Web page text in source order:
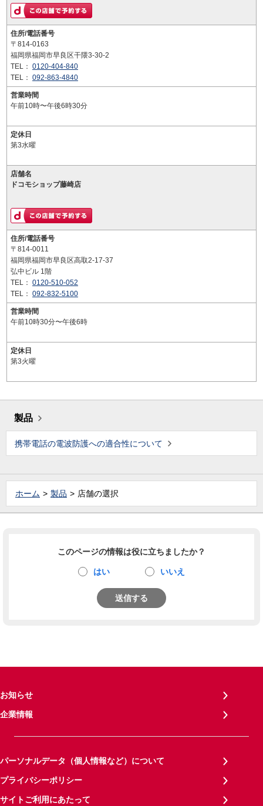
住所/電話番号
〒814-0163
福岡県福岡市早良区干隈3-30-2
TEL： 0120-404-840
TEL： 092-863-4840
営業時間
午前10時〜午後6時30分
定休日
第3水曜
店舗名
ドコモショップ藤崎店
住所/電話番号
〒814-0011
福岡県福岡市早良区高取2-17-37
弘中ビル 1階
TEL： 0120-510-052
TEL： 092-832-5100
営業時間
午前10時30分〜午後6時
定休日
第3火曜
製品
携帯電話の電波防護への適合性について
ホーム 製品 店舗の選択
このページの情報は役に立ちましたか？
はい いいえ
送信する
お知らせ
企業情報
パーソナルデータ（個人情報など）について
プライバシーポリシー
サイトご利用にあたって